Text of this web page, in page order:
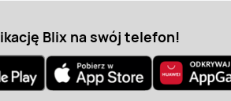
Blix na swój telefon!